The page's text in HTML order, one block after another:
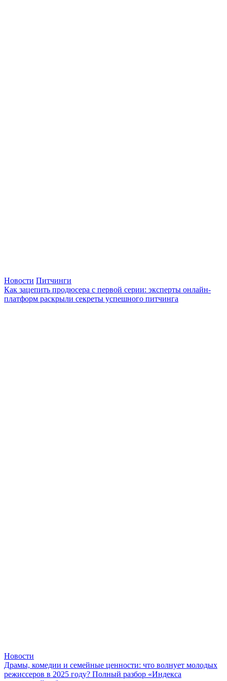
Новости Питчинги
Как зацепить продюсера с первой серии: эксперты онлайн-
платформ раскрыли секреты успешного питчинга
Новости
Драмы, комедии и семейные ценности: что волнует молодых
режиссеров в 2025 году? Полный разбор «Индекса